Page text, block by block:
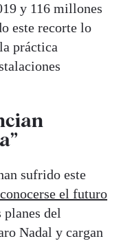
y 116 millones
este recorte lo
práctica
sufrido este
el futuro
planes del
Nadal y cargan